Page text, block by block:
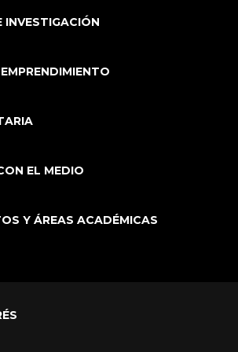
INVESTIGACIÓN
EL MEDIO
Y ÁREAS ACADÉMICAS